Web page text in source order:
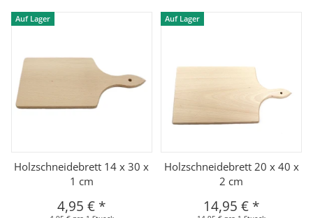
Auf Lager
Holzschneidebrett 14 x 30 x
1 cm
4,95 € *
Auf Lager
Holzschneidebrett 20 x 40 x
2 cm
14,95 € *